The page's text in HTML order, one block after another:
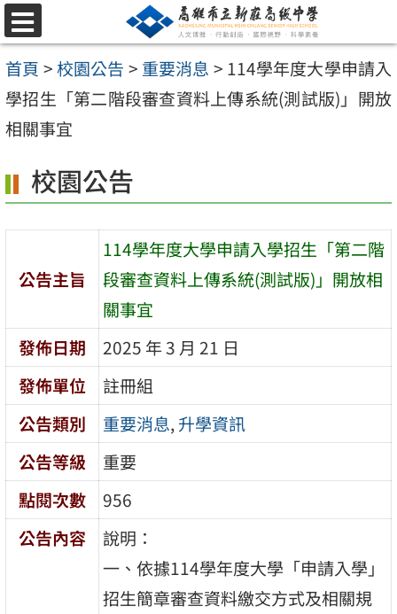
跳
至
主
要
內
區
選
單
首頁 >校園公告 > 重要消息 > 114學年度大學申請入
學招生「第二階段審查資料上傳系統(測試版)」開放
相關事宜
校園公告
公告主旨
114學年度大學申請入學招生「第二階
段審查資料上傳系統(測試版)」開放相
關事宜
發佈日期
2025 年 3 月 21 日
發佈單位
註冊組
公告類別
重要消息,升學資訊
公告等級
重要
點閱次數
956
公告內容
說明：
一、依據114學年度大學「申請入學」
招生簡章審查資料繳交方式及相關規